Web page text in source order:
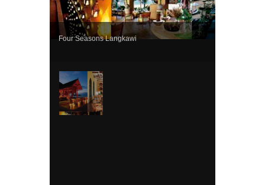
Four Seasons Langkawi